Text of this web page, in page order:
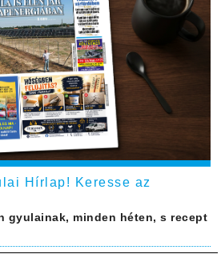
Hírlap! Keresse az
gyulainak, minden héten, s recept